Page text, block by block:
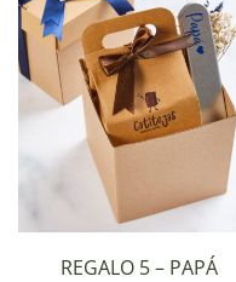
REGALO 5 – PAPÁ